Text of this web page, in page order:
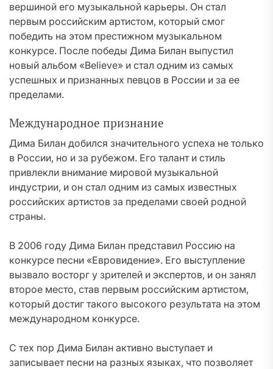
вершиной его музыкальной карьеры. Он стал
первым российским артистом, который смог
победить на этом престижном музыкальном
конкурсе. После победы Дима Билан выпустил
новый альбом «Believe» и стал одним из самых
успешных и признанных певцов в России и за ее
пределами.
Международное признание
Дима Билан добился значительного успеха не только
в России, но и за рубежом. Его талант и стиль
привлекли внимание мировой музыкальной
индустрии, и он стал одним из самых известных
российских артистов за пределами своей родной
страны.
В 2006 году Дима Билан представил Россию на
конкурсе песни «Евровидение». Его выступление
вызвало восторг у зрителей и экспертов, и он занял
второе место, став первым российским артистом,
который достиг такого высокого результата на этом
международном конкурсе.
С тех пор Дима Билан активно выступает и
записывает песни на разных языках, что позволяет